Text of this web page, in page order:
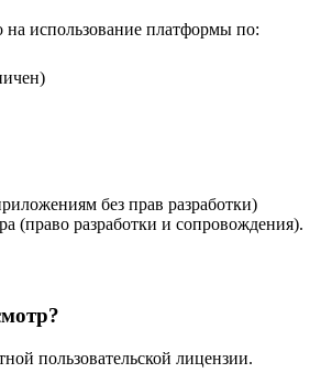
на использование платформы по:
без прав разработки)
(право разработки и сопровождения).
пользовательской лицензии.